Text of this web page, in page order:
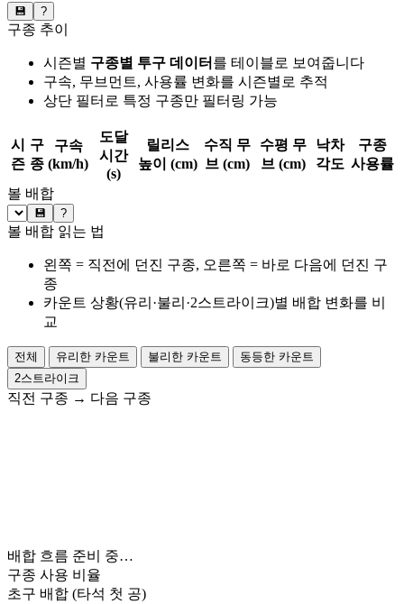
💾 ?
구종 추이
시즌별 구종별 투구 데이터 를 테이블로 보여줍니다
구속, 무브먼트, 사용률 변화를 시즌별로 추적
상단 필터로 특정 구종만 필터링 가능
시
즌
구
종
구속
(km/h)
도달
시간
(s)
릴리스
높이 (cm)
수직 무
브 (cm)
수평 무
브 (cm)
낙차
각도
구종
사용률
볼 배합
💾 ?
볼 배합 읽는 법
왼쪽 = 직전에 던진 구종, 오른쪽 = 바로 다음에 던진 구
종
카운트 상황(유리·불리·2스트라이크)별 배합 변화를 비
교
전체 유리한 카운트 불리한 카운트
동등한 카운트
2스트라이크
직전 구종 → 다음 구종
배합 흐름 준비 중…
구종 사용 비율
초구 배합 (타석 첫 공)